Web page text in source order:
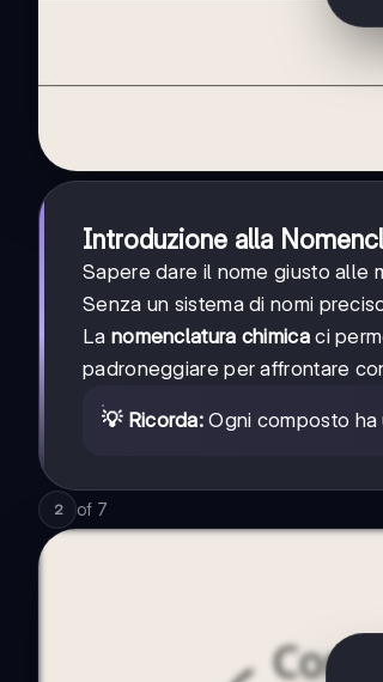
Introduzione alla
Sapere dare il nome giusto alle
Senza un sistema di nomi
La nomenclatura chimicaci
padroneggiare per affrontare
💡 Ricorda: Ogni composto
2 of 7